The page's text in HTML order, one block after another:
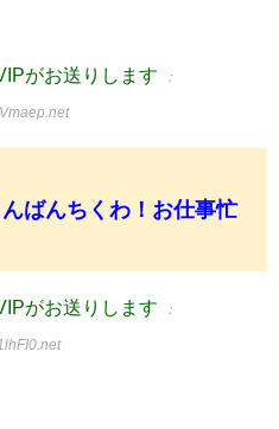
がお送りします ：
ばんちくわ！お仕事忙
がお送りします ：